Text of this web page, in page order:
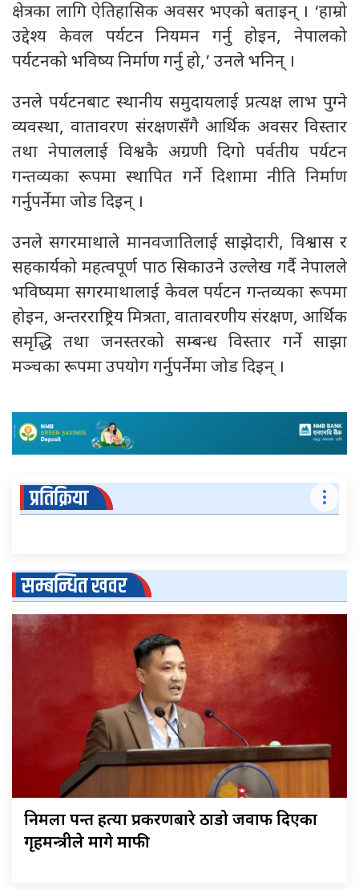
क्षेत्रका लागि ऐतिहासिक अवसर भएको बताइन् । ‘हाम्रो
उद्देश्य केवल पर्यटन नियमन गर्नु होइन, नेपालको
पर्यटनको भविष्य निर्माण गर्नु हो,’ उनले भनिन् ।
उनले पर्यटनबाट स्थानीय समुदायलाई प्रत्यक्ष लाभ पुग्ने
व्यवस्था, वातावरण संरक्षणसँगै आर्थिक अवसर विस्तार
तथा नेपाललाई विश्वकै अग्रणी दिगो पर्वतीय पर्यटन
गन्तव्यका रूपमा स्थापित गर्ने दिशामा नीति निर्माण
गर्नुपर्नेमा जोड दिइन् ।
उनले सगरमाथाले मानवजातिलाई साझेदारी, विश्वास र
सहकार्यको महत्वपूर्ण पाठ सिकाउने उल्लेख गर्दै नेपालले
भविष्यमा सगरमाथालाई केवल पर्यटन गन्तव्यका रूपमा
होइन, अन्तरराष्ट्रिय मित्रता, वातावरणीय संरक्षण, आर्थिक
समृद्धि तथा जनस्तरको सम्बन्ध विस्तार गर्ने साझा
मञ्चका रूपमा उपयोग गर्नुपर्नेमा जोड दिइन् ।
प्रतिक्रिया
सम्बन्धित खवर
निर्मला पन्त हत्या प्रकरणबारे ठाडो जवाफ दिएका
गृहमन्त्रीले मागे माफी